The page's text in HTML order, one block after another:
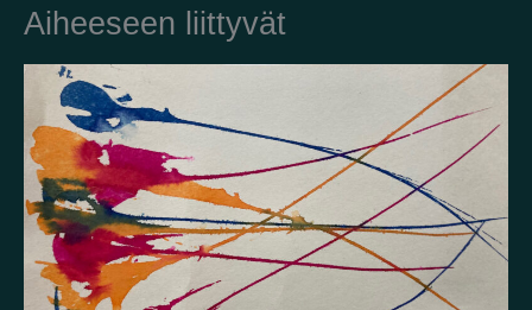
Aiheeseen liittyvät